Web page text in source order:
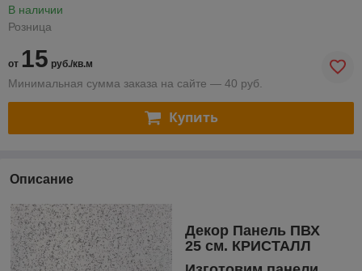
В наличии
Розница
от 15 руб./кв.м
Минимальная сумма заказа на сайте — 40 руб.
Купить
Описание
Декор Панель ПВХ
25 см. КРИСТАЛЛ